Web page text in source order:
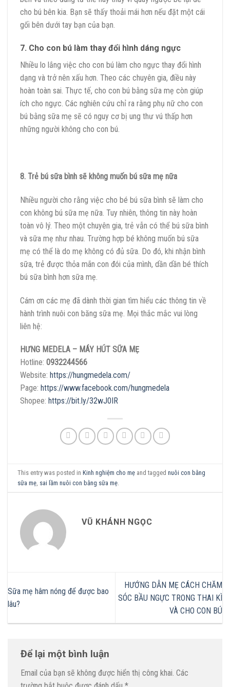
cho bú bên kia. Bạn sẽ thấy thoải mái hơn nếu đặt một cái
gối bên dưới tay bạn của bạn.
7. Cho con bú làm thay đổi hình dáng ngực
Nhiều lo lắng việc cho con bú làm cho ngực thay đổi hình
dạng và trở nên xấu hơn. Theo các chuyên gia, điều này
hoàn toàn sai. Thực tế, cho con bú bằng sữa mẹ còn giúp
ích cho ngực. Các nghiên cứu chỉ ra rằng phụ nữ cho con
bú bằng sữa mẹ sẽ có nguy cơ bị ung thư vú thấp hơn
những người không cho con bú.
8. Trẻ bú sữa bình sẽ không muốn bú sữa mẹ nữa
Nhiều người cho rằng việc cho bé bú sữa bình sẽ làm cho
con không bú sữa mẹ nữa. Tuy nhiên, thông tin này hoàn
toàn vô lý. Theo một chuyên gia, trẻ vẫn có thể bú sữa bình
và sữa mẹ như nhau. Trường hợp bé không muốn bú sữa
mẹ có thể là do mẹ không có đủ sữa. Do đó, khi nhận bình
sữa, trẻ được thỏa mãn con đói của mình, dần dần bé thích
bú sữa bình hơn sữa mẹ.
Cám ơn các mẹ đã dành thời gian tìm hiểu các thông tin về
hành trình nuôi con băng sữa mẹ. Mọi thắc mắc vui lòng
liên hệ:
HƯNG MEDELA – MÁY HÚT SỮA MẸ
Hotline: 0932244566
Website: https://hungmedela.com/
Page: https://www.facebook.com/hungmedela
Shopee: https://bit.ly/32wJ0IR
This entry was posted inKinh nghiệm cho mẹ and taggednuôi con bằng
sữa mẹ sai lầm nuôi con bằng sữa mẹ
VŨ KHÁNH NGỌC
Sữa mẹ hâm nóng để được bao
lâu?
HƯỚNG DẪN MẸ CÁCH CHĂM
SÓC BẦU NGỰC TRONG THAI KÌ
VÀ CHO CON BÚ
Để lại một bình luận
Email của bạn sẽ không được hiển thị công khai. Các